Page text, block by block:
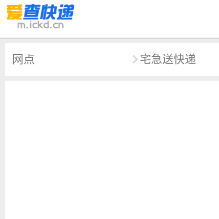
网点 宅急送快递